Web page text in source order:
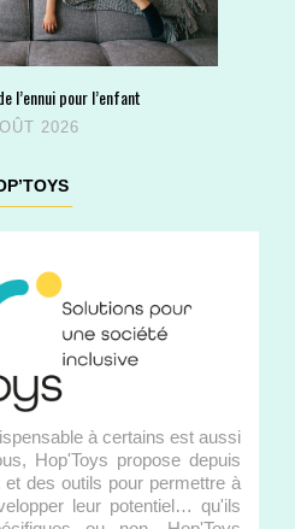
l’ennui pour l’enfant
2026
à certains est aussi
Hop'Toys propose depuis
des outils pour permettre à
leur potentiel… qu'ils